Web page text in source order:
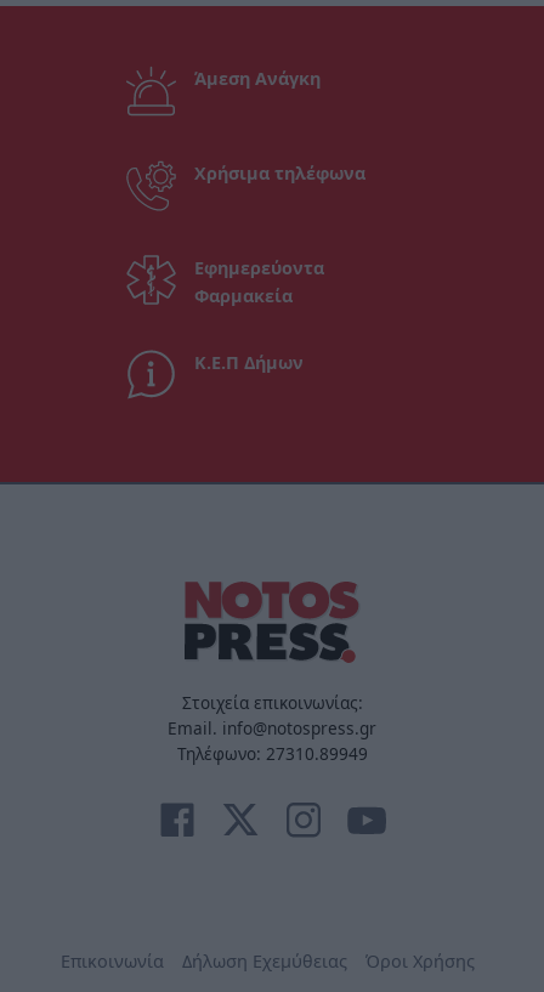
Άμεση Ανάγκη
Χρήσιμα τηλέφωνα
Εφημερεύοντα
Φαρμακεία
Κ.Ε.Π Δήμων
Στοιχεία επικοινωνίας:
Email. info@notospress.gr
Τηλέφωνο: 27310.89949
Επικοινωνία Δήλωση Εχεμύθειας Όροι Χρήσης